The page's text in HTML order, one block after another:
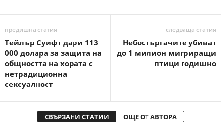
предишна статия
Тейлър Суифт дари 113
000 долара за защита на
общността на хората с
нетрадиционна
сексуалност
следваща статия
Небостъргачите убиват
до 1 милион мигриращи
птици годишно
СВЪРЗАНИ СТАТИИ ОЩЕ ОТ АВТОРА